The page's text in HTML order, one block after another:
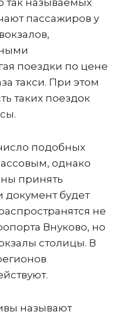
так называемых
пассажиров у
поездки по цене
такси. При этом
таких поездок
подобных
однако
принять
будет
не
Внуково, но
столицы. В
называют